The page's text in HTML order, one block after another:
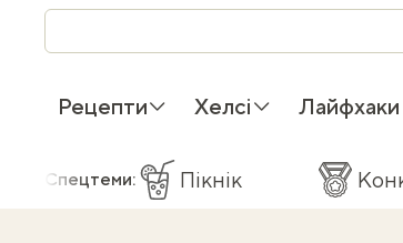
Рецепти Хелсі Лайфхаки
Спецтеми: Пікнік